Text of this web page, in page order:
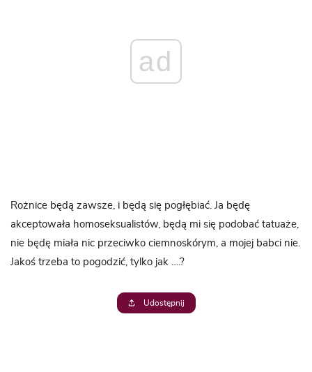
ad
Rożnice będą zawsze, i będą się pogłębiać. Ja będę
akceptowała homoseksualistów, będą mi się podobać tatuaże,
nie będę miała nic przeciwko ciemnoskórym, a mojej babci nie.
Jakoś trzeba to pogodzić, tylko jak ….?
Udostępnij